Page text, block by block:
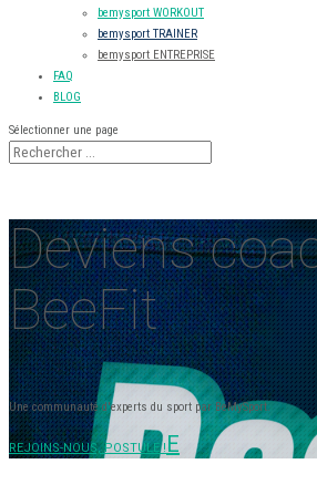
bemysport WORKOUT
bemysport TRAINER
bemysport ENTREPRISE
FAQ
BLOG
Sélectionner une page
Deviens
BeeFit
Une communauté d'experts du sport par BeMySport.
REJOINS-NOUS, POSTULE !